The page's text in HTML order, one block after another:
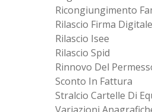
Ricongiungimento
Rilascio Firma Digitale
Rilascio Isee
Rilascio Spid
Rinnovo Del
Sconto In Fattura
Stralcio Cartelle Di